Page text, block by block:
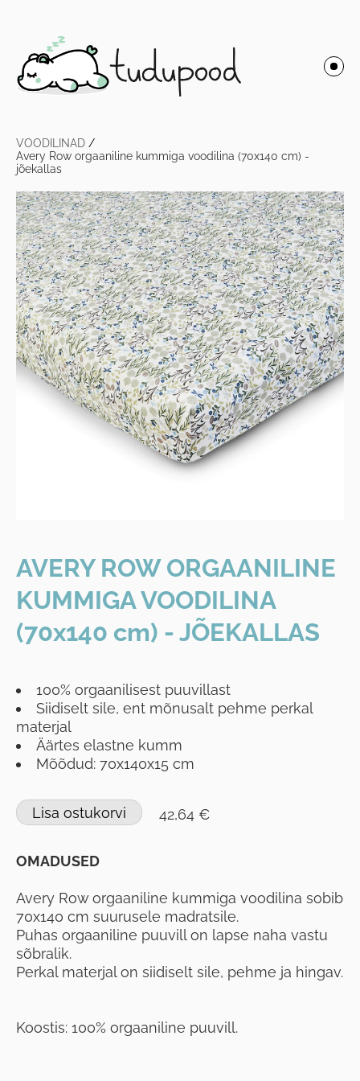
VOODILINAD /
Avery Row orgaaniline kummiga voodilina (70x140 cm) -
jõekallas
AVERY ROW ORGAANILINE
KUMMIGA VOODILINA
(70x140 cm) - JÕEKALLAS
100% orgaanilisest puuvillast
Siidiselt sile, ent mõnusalt pehme perkal
materjal
Äärtes elastne kumm
Mõõdud: 70x140x15 cm
Lisa ostukorvi 42,64 €
OMADUSED
Avery Row orgaaniline kummiga voodilina sobib
70x140 cm suurusele madratsile.
Puhas orgaaniline puuvill on lapse naha vastu
sõbralik.
Perkal materjal on siidiselt sile, pehme ja hingav.
Koostis: 100% orgaaniline puuvill.